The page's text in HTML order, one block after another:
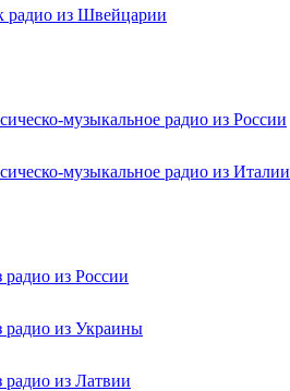
радио из Швейцарии
музыкальное радио из России
музыкальное радио из Италии
радио из России
радио из Украины
радио из Латвии